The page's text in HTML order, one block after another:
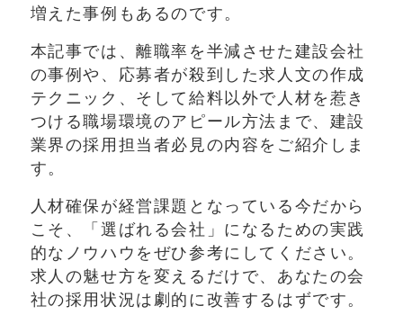
増えた事例もあるのです。
本記事では、離職率を半減させた建設会社
の事例や、応募者が殺到した求人文の作成
テクニック、そして給料以外で人材を惹き
つける職場環境のアピール方法まで、建設
業界の採用担当者必見の内容をご紹介しま
す。
人材確保が経営課題となっている今だから
こそ、「選ばれる会社」になるための実践
的なノウハウをぜひ参考にしてください。
求人の魅せ方を変えるだけで、あなたの会
社の採用状況は劇的に改善するはずです。